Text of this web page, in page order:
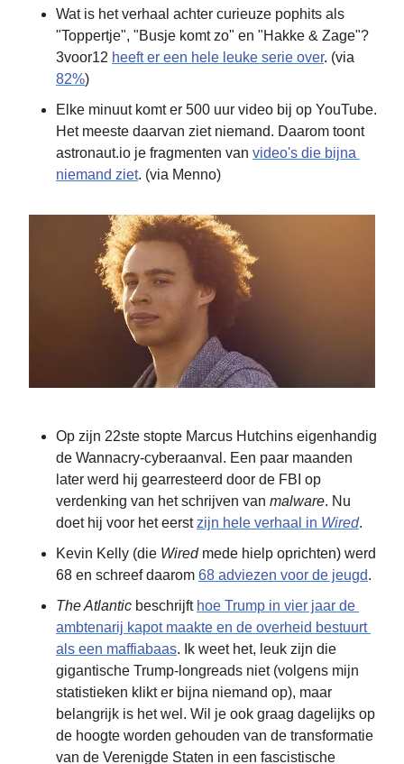
Wat is het verhaal achter curieuze pophits als
"Toppertje", "Busje komt zo" en "Hakke & Zage"?
3voor12 heeft er een hele leuke serie over
82%)
Elke minuut komt er 500 uur video bij op YouTube.
Het meeste daarvan ziet niemand. Daarom toont
astronaut.io je fragmenten van video's die bijna
niemand ziet. (via Menno)
Op zijn 22ste stopte Marcus Hutchins eigenhandig
de Wannacry-cyberaanval. Een paar maanden
later werd hij gearresteerd door de FBI op
verdenking van het schrijven van malware. Nu
doet hij voor het eerst zijn hele verhaal in Wired.
Kevin Kelly (die Wired mede hielp oprichten) werd
68 en schreef daarom 68 adviezen voor de jeugd.
The Atlantic beschrijft hoe Trump in vier jaar de
ambtenarij kapot maakte en de overheid bestuurt
als een maffiabaas. Ik weet het, leuk zijn die
gigantische Trump-longreads niet (volgens mijn
statistieken klikt er bijna niemand op), maar
belangrijk is het wel. Wil je ook graag dagelijks op
de hoogte worden gehouden van de transformatie
van de Verenigde Staten in een fascistische